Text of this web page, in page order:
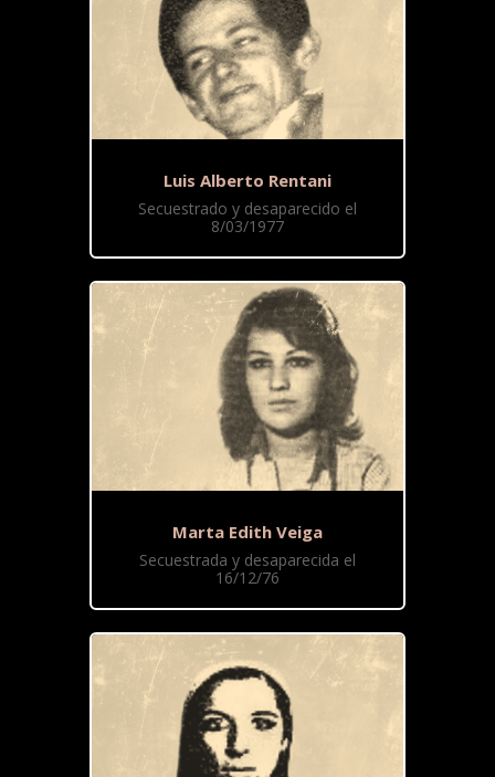
Luis Alberto Rentani
Secuestrado y desaparecido el
8/03/1977
Marta Edith Veiga
Secuestrada y desaparecida el
16/12/76